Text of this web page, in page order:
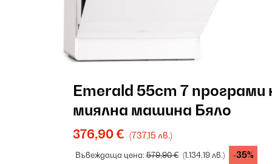
Emerald 55cm 7
миялна машина Бяло
376,90 € (737,15 лв.)
Въвеждаща цена:579,90 € (1.134,19 лв.) -35%